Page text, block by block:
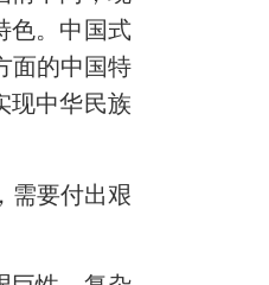
色。中国式
面的中国特
现中华民族
需要付出艰